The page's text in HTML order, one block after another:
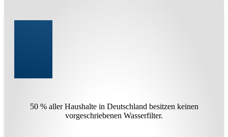
50 % aller Haushalte in Deutschland besitzen keinen
vorgeschriebenen Wasserfilter.